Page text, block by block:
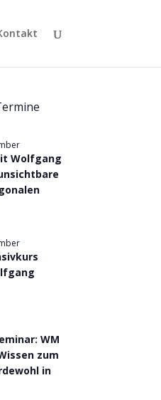
Wolfgang
WM
zum
in